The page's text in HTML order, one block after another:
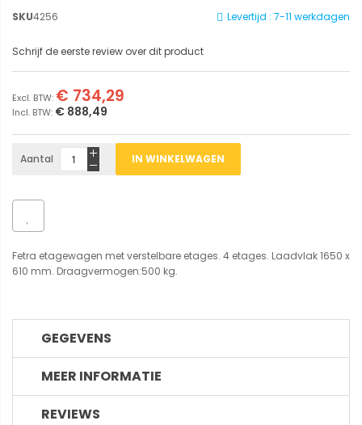
Levertijd : 7-11 werkdagen
SKU4256
Schrijf de eerste review over dit product
€ 888,49
€ 734,29
Aantal IN WINKELWAGEN
Fetra etagewagen met verstelbare etages. 4 etages. Laadvlak 1650 x
610 mm. Draagvermogen:500 kg.
GEGEVENS
MEER INFORMATIE
REVIEWS